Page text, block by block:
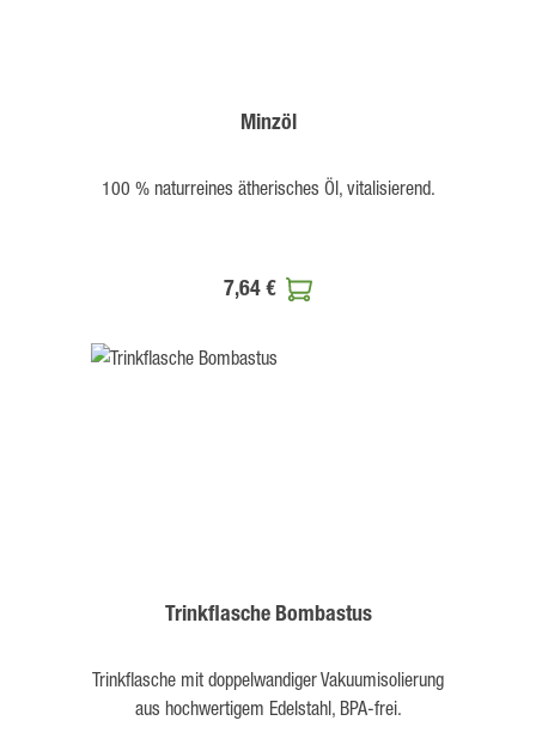
Minzöl
100 % naturreines ätherisches Öl, vitalisierend.
7,64 €
Trinkflasche Bombastus
Trinkflasche mit doppelwandiger Vakuumisolierung
aus hochwertigem Edelstahl, BPA-frei.